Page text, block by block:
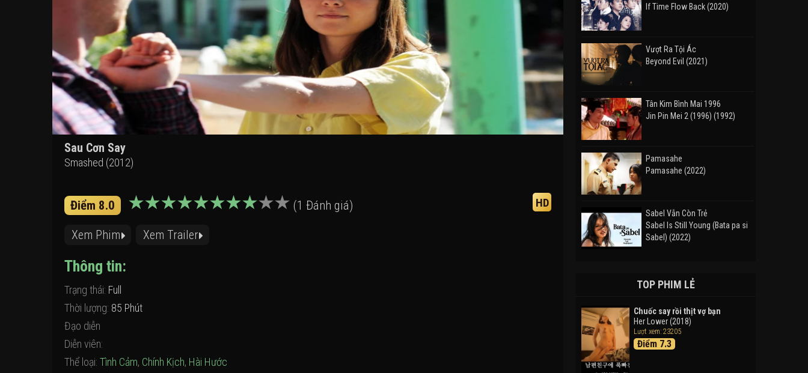
Sau Cơn Say
Smashed (2012)
Điểm 8.0 (1 Đánh giá) HD
Xem Phim Xem Trailer
Thông tin:
Trạng thái: Full
Thời lượng: 85 Phút
Đạo diễn
Diễn viên:
Thể loại: Tình Cảm, Chính Kịch, Hài Hước
If Time Flow Back (2020)
Vượt Ra Tội Ác
Beyond Evil (2021)
Tân Kim Bình Mai 1996
Jin Pin Mei 2 (1996) (1992)
Pamasahe
Pamasahe (2022)
Sabel Vẫn Còn Trẻ
Sabel Is Still Young (Bata pa si
Sabel) (2022)
Takas (2024)
Thám Tử Lừng Danh Conan 26:
Tàu Ngầm Sắt Màu Đen
Detective Conan: Black Iron
TOP PHIM LẺ
Chuốc say rồi thịt vợ bạn
Her Lower (2018)
Lượt xem: 23205
Điểm 7.3